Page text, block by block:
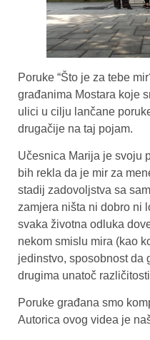
Poruke “Što je za tebe
građanima Mostara koje
ulici u cilju lančane
drugačije na taj pojam.
Učesnica Marija je svoju
bih rekla da je mir za
stadij zadovoljstva sa
zamjera ništa ni dobro ni
svaka životna odluka
nekom smislu mira (kao
jedinstvo, sposobnost da
drugima unatoč
Poruke građana smo
Autorica ovog videa je